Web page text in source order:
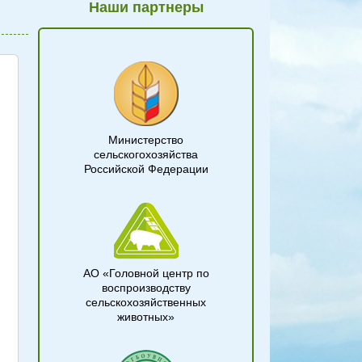
Наши партнеры
Министерство
сельскогохозяйства
Российской Федерации
АО «Головной центр по
воспроизводству
сельскохозяйственных
животных»